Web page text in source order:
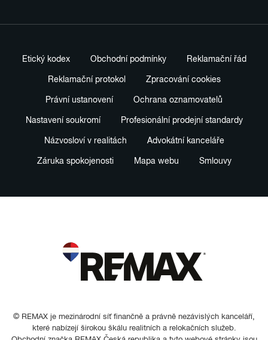
Etický kodex Obchodní podmínky Reklamační řád
Reklamační protokol Zpracování cookies
Právní ustanovení Ochrana oznamovatelů
Nastavení soukromí Profesionální prodejní standardy
Názvosloví v realitách Advokátní kanceláře
Záruka spokojenosti Mapa webu Smlouvy
© REMAX je mezinárodní síť finančně a právně nezávislých kanceláří,
které nabízejí širokou škálu realitních a relokačních služeb.